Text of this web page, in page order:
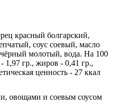
красный болгарский,
соус соевый, масло
чёрный молотый, вода. На 100
1,97 гр., жиров - 0,41 гр.,
ценность - 27 ккал